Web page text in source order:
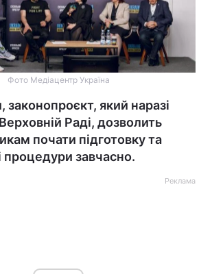
Фото Медіацентр Україна
законопроєкт, який наразі
Раді, дозволить
почати підготовку та
процедури завчасно.
Реклама